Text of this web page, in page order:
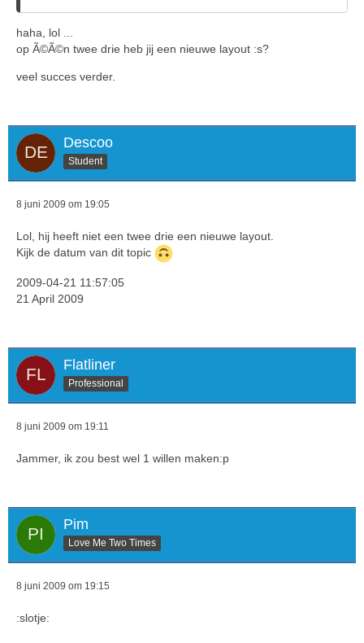
haha, lol ...
op Ã©Ã©n twee drie heb jij een nieuwe layout :s?
veel succes verder.
Descoo
Student
8 juni 2009 om 19:05
Lol, hij heeft niet een twee drie een nieuwe layout.
Kijk de datum van dit topic
2009-04-21 11:57:05
21 April 2009
Flatliner
Professional
8 juni 2009 om 19:11
Jammer, ik zou best wel 1 willen maken:p
Pim
Love Me Two Times
8 juni 2009 om 19:15
:slotje: